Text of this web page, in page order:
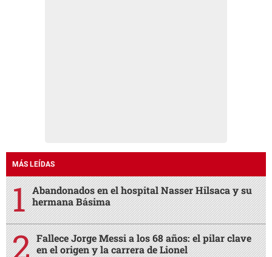
MÁS LEÍDAS
Abandonados en el hospital Nasser Hilsaca y su
hermana Básima
Fallece Jorge Messi a los 68 años: el pilar clave
en el origen y la carrera de Lionel